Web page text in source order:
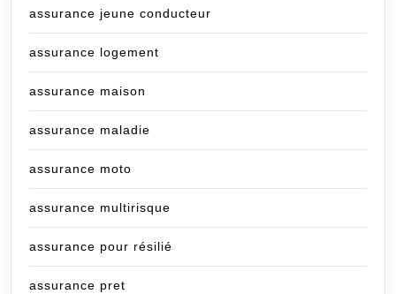
assurance jeune conducteur
assurance logement
assurance maison
assurance maladie
assurance moto
assurance multirisque
assurance pour résilié
assurance pret